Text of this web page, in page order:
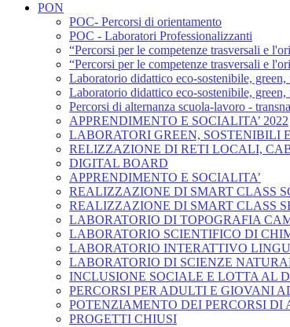
PON
POC- Percorsi di orientamento
POC - Laboratori Professionalizzanti
“Percorsi per le competenze trasversali e
“Percorsi per le competenze trasversali e
Laboratorio didattico eco-sostenibile,
Laboratorio didattico eco-sostenibile,
Percorsi di alternanza scuola-lavoro -
APPRENDIMENTO E SOCIALITA’ 2022
LABORATORI GREEN, SOSTENIBILI
RELIZZAZIONE DI RETI LOCALI,
DIGITAL BOARD
APPRENDIMENTO E SOCIALITA’
REALIZZAZIONE DI SMART CLASS
REALIZZAZIONE DI SMART CLASS
LABORATORIO DI TOPOGRAFIA
LABORATORIO SCIENTIFICO DI
LABORATORIO INTERATTIVO
LABORATORIO DI SCIENZE
INCLUSIONE SOCIALE E LOTTA AL
PERCORSI PER ADULTI E GIOVANI
POTENZIAMENTO DEI PERCORSI
PROGETTI CHIUSI